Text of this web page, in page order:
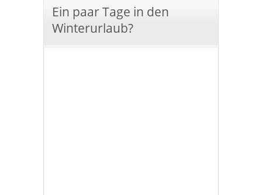
Ein paar Tage in den
Winterurlaub?